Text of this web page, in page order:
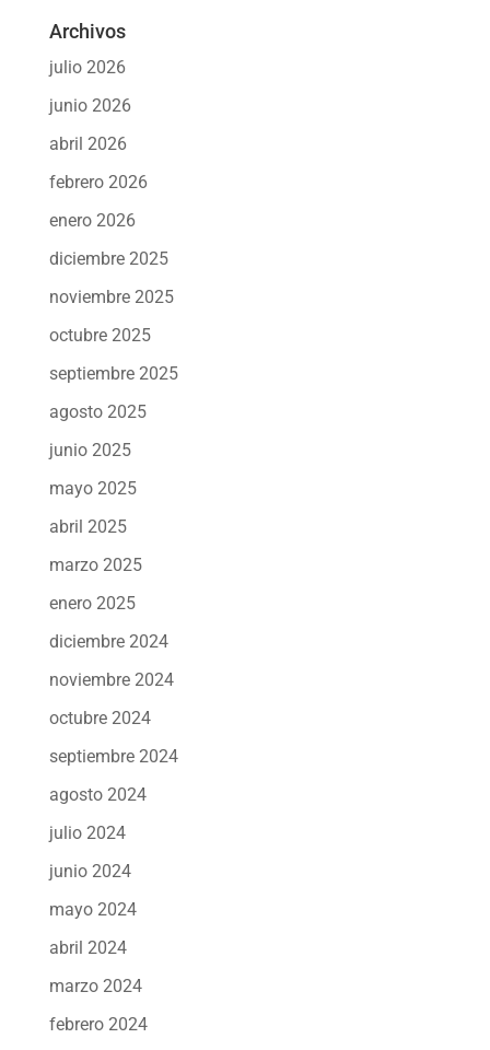
Archivos
julio 2026
junio 2026
abril 2026
febrero 2026
enero 2026
diciembre 2025
noviembre 2025
octubre 2025
septiembre 2025
agosto 2025
junio 2025
mayo 2025
abril 2025
marzo 2025
enero 2025
diciembre 2024
noviembre 2024
octubre 2024
septiembre 2024
agosto 2024
julio 2024
junio 2024
mayo 2024
abril 2024
marzo 2024
febrero 2024